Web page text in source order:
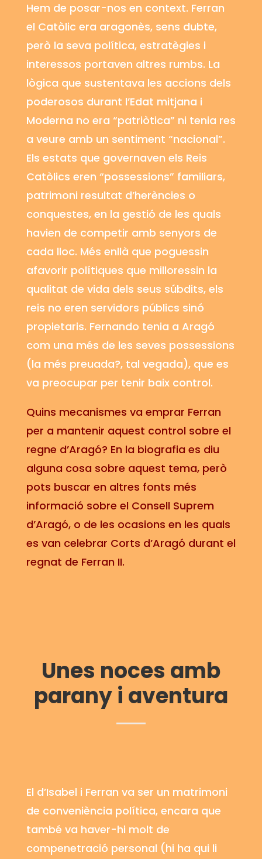
Hem de posar-nos en context. Ferran
el Catòlic era aragonès, sens dubte,
però la seva política, estratègies i
interessos portaven altres rumbs. La
lògica que sustentava les accions dels
poderosos durant l’Edat mitjana i
Moderna no era “patriòtica” ni tenia res
a veure amb un sentiment “nacional”.
Els estats que governaven els Reis
Catòlics eren “possessions” familiars,
patrimoni resultat d’herències o
conquestes, en la gestió de les quals
havien de competir amb senyors de
cada lloc. Més enllà que poguessin
afavorir polítiques que milloressin la
qualitat de vida dels seus súbdits, els
reis no eren servidors públics sinó
propietaris. Fernando tenia a Aragó
com una més de les seves possessions
(la més preuada?, tal vegada), que es
va preocupar per tenir baix control.
Quins mecanismes va emprar Ferran
per a mantenir aquest control sobre el
regne d’Aragó? En la biografia es diu
alguna cosa sobre aquest tema, però
pots buscar en altres fonts més
informació sobre el Consell Suprem
d’Aragó, o de les ocasions en les quals
es van celebrar Corts d’Aragó durant el
regnat de Ferran II.
Unes noces amb
parany i aventura
El d’Isabel i Ferran va ser un matrimoni
de conveniència política, encara que
també va haver-hi molt de
compenetració personal (hi ha qui li